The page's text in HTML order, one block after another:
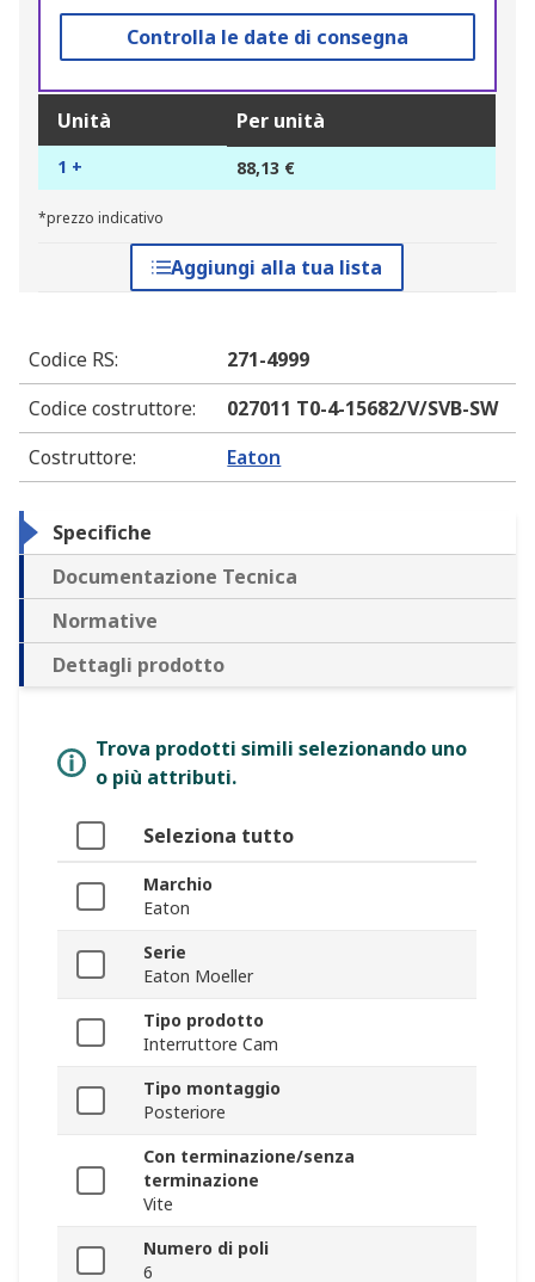
Controlla le date di consegna
Unità Per unità
1 + 88,13 €
*prezzo indicativo
Aggiungi alla tua lista
Codice RS:
271-4999
Codice costruttore:
027011 T0-4-15682/V/SVB-SW
Costruttore: Eaton
Specifiche
Documentazione Tecnica
Normative
Dettagli prodotto
Trova prodotti simili selezionando uno
o più attributi.
Seleziona tutto
Marchio
Eaton
Serie
Eaton Moeller
Tipo prodotto
Interruttore Cam
Tipo montaggio
Posteriore
Con terminazione/senza
terminazione
Vite
Numero di poli
6